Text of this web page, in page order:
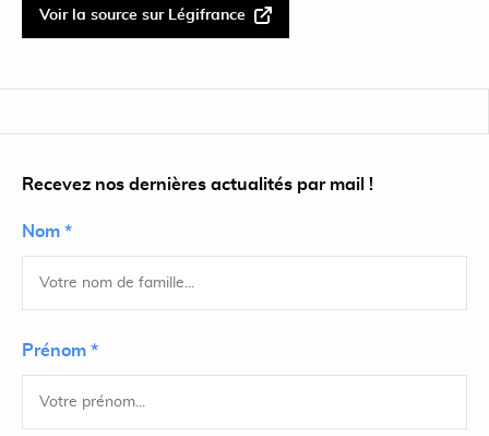
Voir la source sur Légifrance
Recevez nos dernières actualités par mail !
Nom *
Prénom *